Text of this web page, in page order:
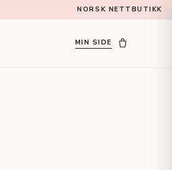
NORSK NETTBUTIKK
MIN SIDE